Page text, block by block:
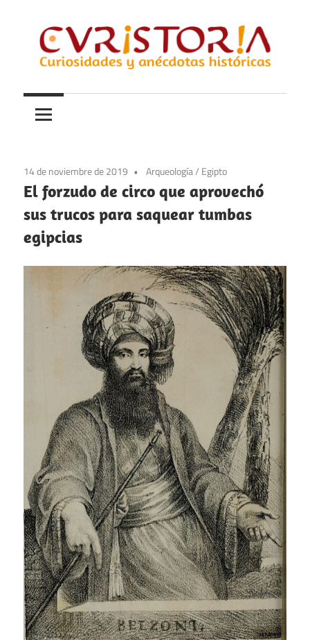
contenido
Curistoria
y
anécdotas
historia
14 de noviembre de 2019 Arqueología/ Egipto
El forzudo de circo que aprovechó
sus trucos para saquear tumbas
egipcias